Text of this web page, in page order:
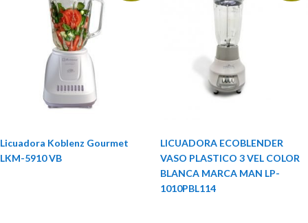
Licuadora Koblenz Gourmet
LKM-5910 VB
LICUADORA ECOBLENDER
VASO PLASTICO 3 VEL COLOR
BLANCA MARCA MAN LP-
1010PBL114